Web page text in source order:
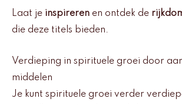
Laat je inspireren en ontdek de
die deze titels bieden.
Verdieping in spirituele groei door
middelen
Je kunt spirituele groei verder